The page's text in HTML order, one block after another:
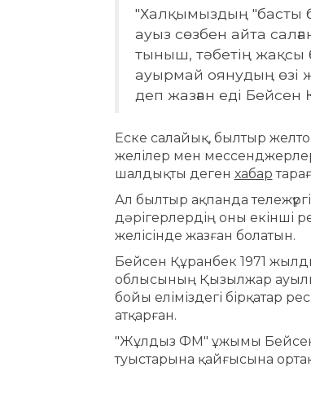
"Халқымыздың "басты
ауыз сөзбен айта
тыныш, тәбетің жақсы
ауырмай оянудың өзі
деп жазған еді Бейсен
Еске салайық, былтыр
желілер мен
шалдықты деген хабар
Ал былтыр ақпанда
дәрігерлердің оны екінші
желісінде жазған болатын.
Бейсен Құранбек 1971
облысының Қызылжар
бойы еліміздегі бірқатар
атқарған.
"Жұлдыз ФМ" ұжымы Бейсен
туыстарына қайғысына